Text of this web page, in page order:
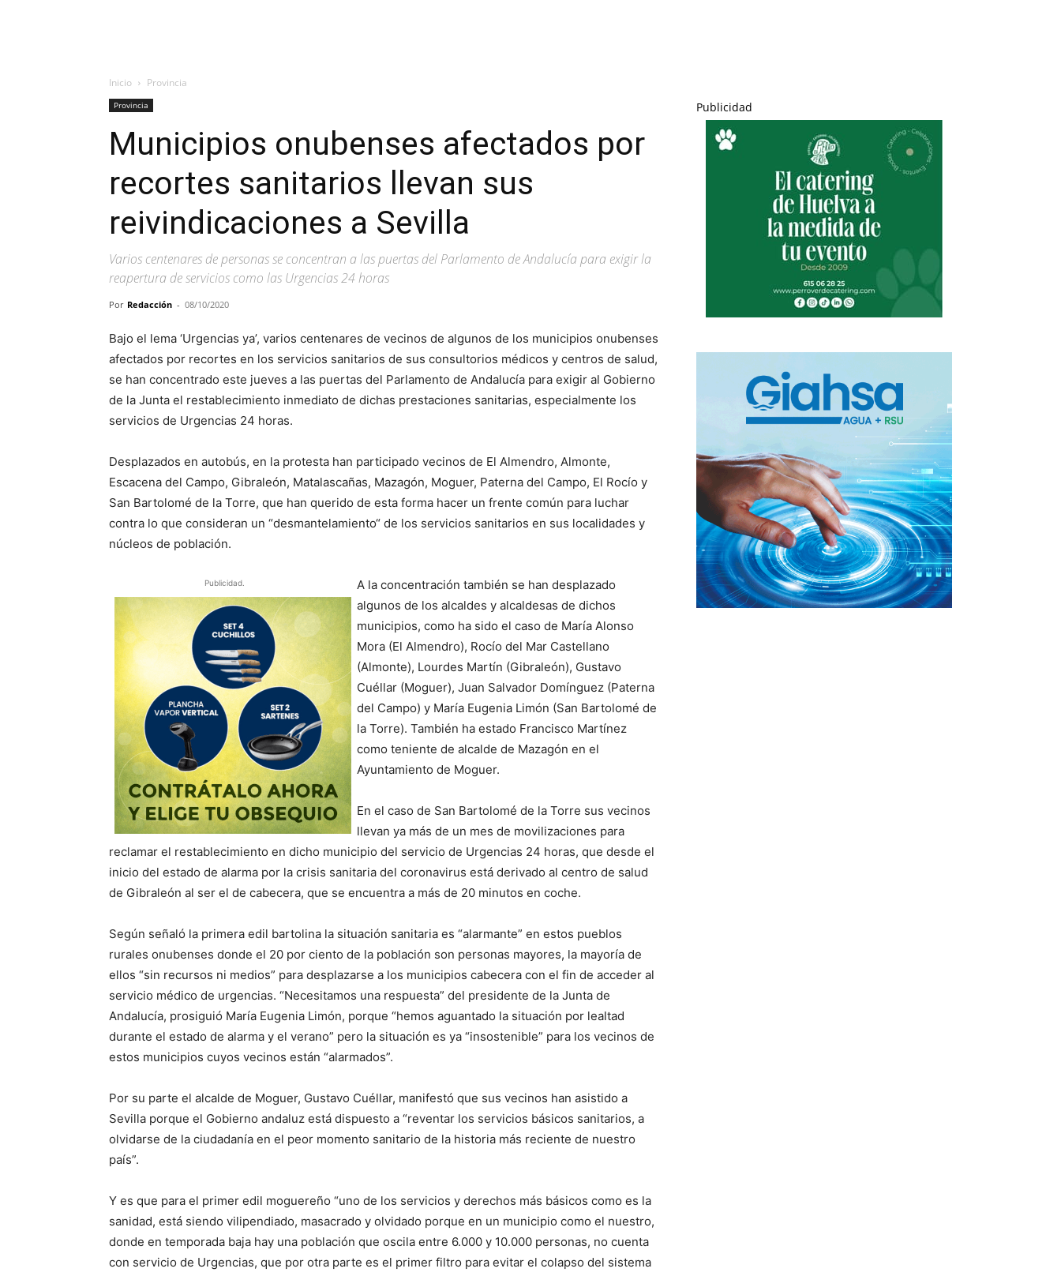
Inicio Provincia
Provincia
Municipios onubenses afectados por
recortes sanitarios llevan sus
reivindicaciones a Sevilla
Varios centenares de personas se concentran a las puertas del Parlamento de Andalucía para exigir la
reapertura de servicios como las Urgencias 24 horas
Por Redacción - 08/10/2020
Bajo el lema ‘Urgencias ya’, varios centenares de vecinos de algunos de los municipios onubenses
afectados por recortes en los servicios sanitarios de sus consultorios médicos y centros de salud,
se han concentrado este jueves a las puertas del Parlamento de Andalucía para exigir al Gobierno
de la Junta el restablecimiento inmediato de dichas prestaciones sanitarias, especialmente los
servicios de Urgencias 24 horas.
Desplazados en autobús, en la protesta han participado vecinos de El Almendro, Almonte,
Escacena del Campo, Gibraleón, Matalascañas, Mazagón, Moguer, Paterna del Campo, El Rocío y
San Bartolomé de la Torre, que han querido de esta forma hacer un frente común para luchar
contra lo que consideran un “desmantelamiento“ de los servicios sanitarios en sus localidades y
núcleos de población.
Publicidad.
A la concentración también se han desplazado
algunos de los alcaldes y alcaldesas de dichos
municipios, como ha sido el caso de María Alonso
Mora (El Almendro), Rocío del Mar Castellano
(Almonte), Lourdes Martín (Gibraleón), Gustavo
Cuéllar (Moguer), Juan Salvador Domínguez (Paterna
del Campo) y María Eugenia Limón (San Bartolomé de
la Torre). También ha estado Francisco Martínez
como teniente de alcalde de Mazagón en el
Ayuntamiento de Moguer.
En el caso de San Bartolomé de la Torre sus vecinos
llevan ya más de un mes de movilizaciones para
reclamar el restablecimiento en dicho municipio del servicio de Urgencias 24 horas, que desde el
inicio del estado de alarma por la crisis sanitaria del coronavirus está derivado al centro de salud
de Gibraleón al ser el de cabecera, que se encuentra a más de 20 minutos en coche.
Según señaló la primera edil bartolina la situación sanitaria es “alarmante” en estos pueblos
rurales onubenses donde el 20 por ciento de la población son personas mayores, la mayoría de
ellos “sin recursos ni medios” para desplazarse a los municipios cabecera con el fin de acceder al
servicio médico de urgencias. “Necesitamos una respuesta” del presidente de la Junta de
Andalucía, prosiguió María Eugenia Limón, porque “hemos aguantado la situación por lealtad
durante el estado de alarma y el verano” pero la situación es ya “insostenible” para los vecinos de
estos municipios cuyos vecinos están “alarmados”.
Por su parte el alcalde de Moguer, Gustavo Cuéllar, manifestó que sus vecinos han asistido a
Sevilla porque el Gobierno andaluz está dispuesto a “reventar los servicios básicos sanitarios, a
olvidarse de la ciudadanía en el peor momento sanitario de la historia más reciente de nuestro
país”.
Y es que para el primer edil moguereño “uno de los servicios y derechos más básicos como es la
sanidad, está siendo vilipendiado, masacrado y olvidado porque en un municipio como el nuestro,
donde en temporada baja hay una población que oscila entre 6.000 y 10.000 personas, no cuenta
con servicio de Urgencias, que por otra parte es el primer filtro para evitar el colapso del sistema
Publicidad